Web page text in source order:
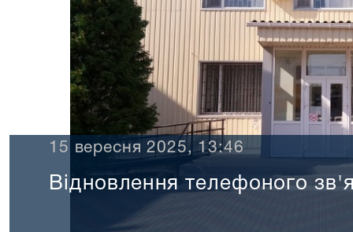
15 вересня 2025, 13:46
Відновлення телефоного